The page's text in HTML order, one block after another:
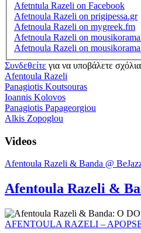
Afetntula Razeli on Facebook
Afetnoula Razeli on prigipessa.gr
Afetnoula Razeli on mygreek.fm
Afetnoula Razeli on
Afetnoula Razeli on
Συνδεθείτε για να υποβάλετε σχόλια
Afentoula Razeli
Panagiotis Koutsouras
Ioannis Kolovos
Panagiotis Papageorgiou
Alkis Zopoglou
Videos
Afentoula Razeli & Banda @
Afentoula Razeli &
AFENTOULA RAZELI –